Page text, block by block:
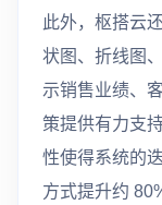
此外，枢搭云
状图、折线图
示销售业绩、
策提供有力支
性使得系统的
方式提升约